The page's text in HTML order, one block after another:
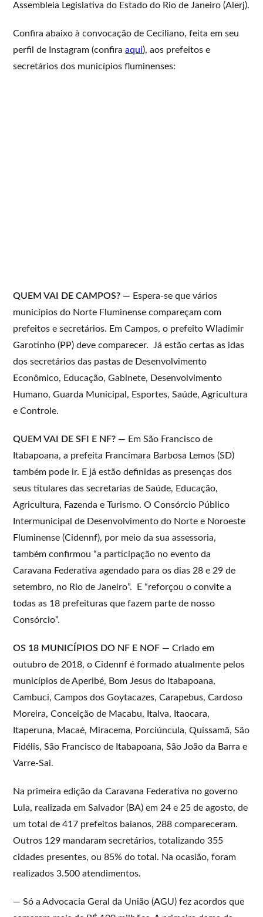
Assembleia Legislativa do Estado do Rio de Janeiro (Alerj).
Confira abaixo à convocação de Ceciliano, feita em seu
perfil de Instagram (confiraaqui), aos prefeitos e
secretários dos municípios fluminenses:
QUEM VAI DE CAMPOS? — Espera-se que vários
municípios do Norte Fluminense compareçam com
prefeitos e secretários. Em Campos, o prefeito Wladimir
Garotinho (PP) deve comparecer. Já estão certas as idas
dos secretários das pastas de Desenvolvimento
Econômico, Educação, Gabinete, Desenvolvimento
Humano, Guarda Municipal, Esportes, Saúde, Agricultura
e Controle.
QUEM VAI DE SFI E NF? — Em São Francisco de
Itabapoana, a prefeita Francimara Barbosa Lemos (SD)
também pode ir. E já estão definidas as presenças dos
seus titulares das secretarias de Saúde, Educação,
Agricultura, Fazenda e Turismo. O Consórcio Público
Intermunicipal de Desenvolvimento do Norte e Noroeste
Fluminense (Cidennf), por meio da sua assessoria,
também confirmou “a participação no evento da
Caravana Federativa agendado para os dias 28 e 29 de
setembro, no Rio de Janeiro”. E “reforçou o convite a
todas as 18 prefeituras que fazem parte de nosso
Consórcio”.
OS 18 MUNICÍPIOS DO NF E NOF — Criado em
outubro de 2018, o Cidennf é formado atualmente pelos
municípios de Aperibé, Bom Jesus do Itabapoana,
Cambuci, Campos dos Goytacazes, Carapebus, Cardoso
Moreira, Conceição de Macabu, Italva, Itaocara,
Itaperuna, Macaé, Miracema, Porciúncula, Quissamã, São
Fidélis, São Francisco de Itabapoana, São João da Barra e
Varre-Sai.
Na primeira edição da Caravana Federativa no governo
Lula, realizada em Salvador (BA) em 24 e 25 de agosto, de
um total de 417 prefeitos baianos, 288 compareceram.
Outros 129 mandaram secretários, totalizando 355
cidades presentes, ou 85% do total. Na ocasião, foram
realizados 3.500 atendimentos.
— Só a Advocacia Geral da União (AGU) fez acordos que